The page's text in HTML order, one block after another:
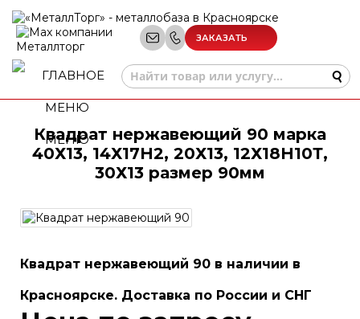
ЗАКАЗАТЬ
МЕНЮ
Квадрат нержавеющий 90 марка
40Х13, 14Х17Н2, 20Х13, 12Х18Н10Т,
30Х13 размер 90мм
Квадрат нержавеющий 90 в наличии в
Красноярске. Доставка по России и СНГ